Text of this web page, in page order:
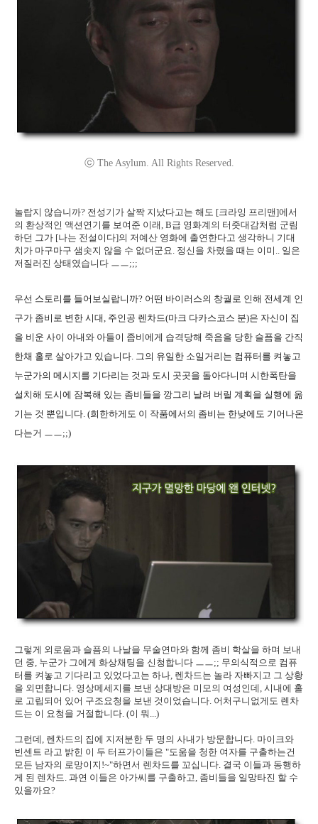
ⓒ The Asylum. All Rights Reserved.
놀랍지 않습니까? 전성기가 살짝 지났다고는 해도 [크라잉 프리맨]에서
의 환상적인 액션연기를 보여준 이래, B급 영화계의 터줏대감처럼 군림
하던 그가 [나는 전설이다]의 저예산 영화에 출연한다고 생각하니 기대
치가 마구마구 샘솟지 않을 수 없더군요. 정신을 차렸을 때는 이미.. 일은
저질러진 상태였습니다 ㅡㅡ;;;
우선 스토리를 들어보실랍니까? 어떤 바이러스의 창궐로 인해 전세계 인
구가 좀비로 변한 시대, 주인공 렌차드(마크 다카스코스 분)은 자신이 집
을 비운 사이 아내와 아들이 좀비에게 습격당해 죽음을 당한 슬픔을 간직
한채 홀로 살아가고 있습니다. 그의 유일한 소일거리는 컴퓨터를 켜놓고
누군가의 메시지를 기다리는 것과 도시 곳곳을 돌아다니며 시한폭탄을
설치해 도시에 잠복해 있는 좀비들을 깡그리 날려 버릴 계획을 실행에 옮
기는 것 뿐입니다. (희한하게도 이 작품에서의 좀비는 한낮에도 기어나온
다는거 ㅡㅡ;;)
그렇게 외로움과 슬픔의 나날을 무술연마와 함께 좀비 학살을 하며 보내
던 중, 누군가 그에게 화상채팅을 신청합니다 ㅡㅡ;; 무의식적으로 컴퓨
터를 켜놓고 기다리고 있었다고는 하나, 렌차드는 놀라 자빠지고 그 상황
을 외면합니다. 영상메세지를 보낸 상대방은 미모의 여성인데, 시내에 홀
로 고립되어 있어 구조요청을 보낸 것이었습니다. 어처구니없게도 렌차
드는 이 요청을 거절합니다. (이 뭐...)
그런데, 렌차드의 집에 지저분한 두 명의 사내가 방문합니다. 마이크와
빈센트 라고 밝힌 이 두 터프가이들은 "도움을 청한 여자를 구출하는건
모든 남자의 로망이지!~"하면서 렌차드를 꼬십니다. 결국 이들과 동행하
게 된 렌차드. 과연 이들은 아가씨를 구출하고, 좀비들을 일망타진 할 수
있을까요?